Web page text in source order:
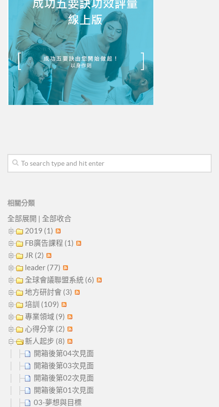
相關分類
全部展開 | 全部收合
2019 (1)
FB廣告課程 (1)
JR (2)
leader (77)
全球會議聯盟系統 (6)
地方研討會 (3)
培訓 (109)
專業領域 (9)
心得分享 (2)
新人起步 (8)
開箱後第04次見面
開箱後第03次見面
開箱後第02次見面
開箱後第01次見面
03-夢想與目標